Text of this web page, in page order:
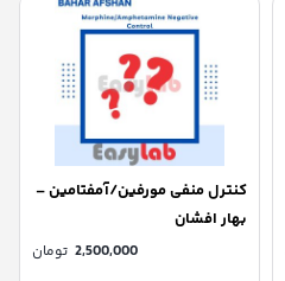
کنترل منفی مورفین/آمفتامین –
بهار افشان
2,500,000 تومان